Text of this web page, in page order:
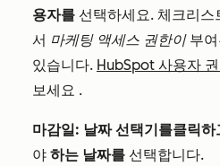
용자를 선택하세요. 체크리스
서 마케팅 액세스 권한이부여
있습니다. HubSpot 사용자 권
보세요 .
마감일: 날짜 선택기를클릭하
야 하는 날짜를 선택합니다.